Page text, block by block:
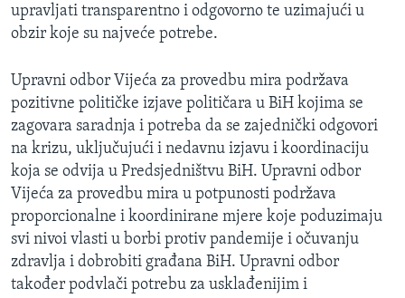
upravljati transparentno i odgovorno te uzimajući u
obzir koje su najveće potrebe.
Upravni odbor Vijeća za provedbu mira podržava
pozitivne političke izjave političara u BiH kojima se
zagovara saradnja i potreba da se zajednički odgovori
na krizu, uključujući i nedavnu izjavu i koordinaciju
koja se odvija u Predsjedništvu BiH. Upravni odbor
Vijeća za provedbu mira u potpunosti podržava
proporcionalne i koordinirane mjere koje poduzimaju
svi nivoi vlasti u borbi protiv pandemije i očuvanju
zdravlja i dobrobiti građana BiH. Upravni odbor
također podvlači potrebu za usklađenijim i